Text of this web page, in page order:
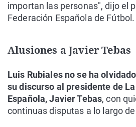
importan las personas", dijo el
Federación Española de Fútbol.
Alusiones a Javier Tebas
Luis Rubiales no se ha
su discurso al presidente de La
Española, Javier Tebas, con
continuas disputas a lo largo